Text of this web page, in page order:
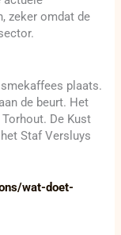
zeker omdat de
plaats.
de beurt. Het
De Kust
Staf Versluys
wat-doet-